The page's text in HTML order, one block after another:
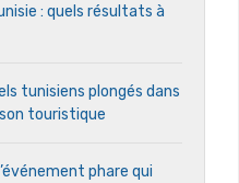
: quels résultats à
tunisiens plongés dans
touristique
phare qui